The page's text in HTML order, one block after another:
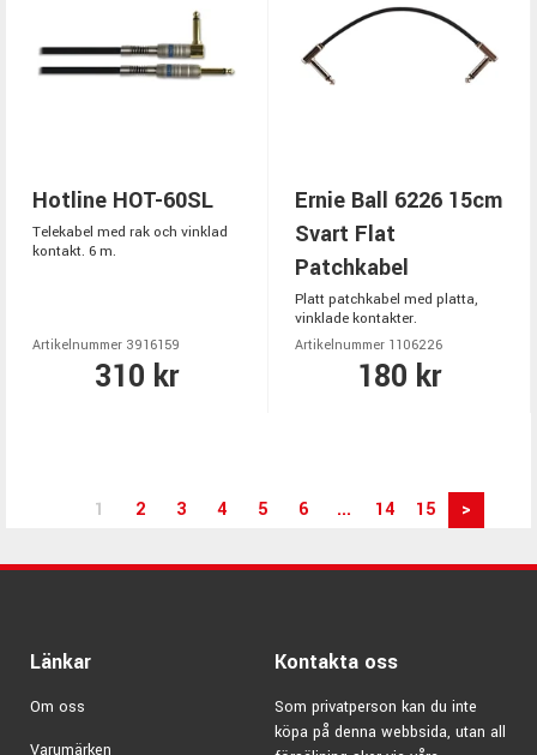
Hotline HOT-60SL
Telekabel med rak och vinklad
kontakt. 6 m.
Artikelnummer 3916159
310 kr
Ernie Ball 6226 15cm
Svart Flat
Patchkabel
Platt patchkabel med platta,
vinklade kontakter.
Artikelnummer 1106226
180 kr
1 2 3 4 5 6 ... 14 15 >
Länkar
Om oss
Varumärken
Kontakta oss
Som privatperson kan du inte
köpa på denna webbsida, utan all